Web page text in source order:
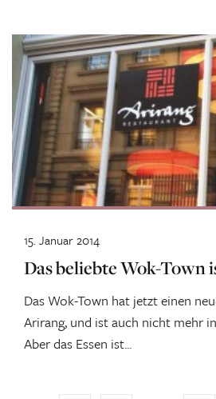
Das beliebte Wok-Town
Das Wok-Town hat jetzt einen
Arirang, und ist auch nicht mehr
Aber das Essen ist...
15. Januar 2014